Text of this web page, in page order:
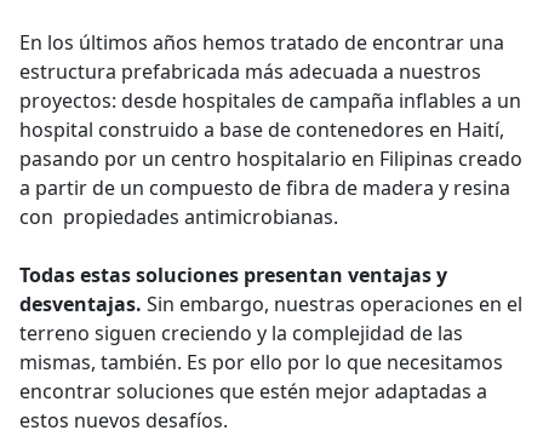
En los últimos años hemos tratado de encontrar una
estructura prefabricada más adecuada a nuestros
proyectos: desde hospitales de campaña inflables a un
hospital construido a base de contenedores en Haití,
pasando por un centro hospitalario en Filipinas creado
a partir de un compuesto de fibra de madera y resina
con propiedades antimicrobianas.
Todas estas soluciones presentan ventajas y
desventajas. Sin embargo, nuestras operaciones en el
terreno siguen creciendo y la complejidad de las
mismas, también. Es por ello por lo que necesitamos
encontrar soluciones que estén mejor adaptadas a
estos nuevos desafíos.